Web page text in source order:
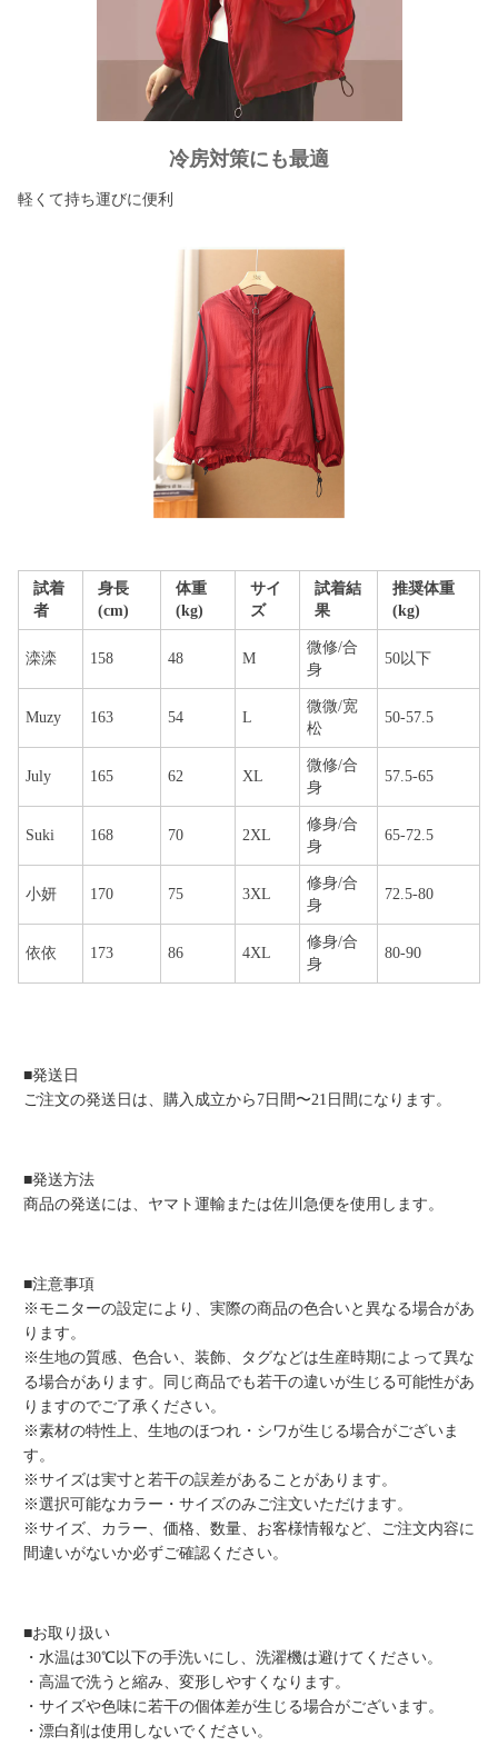
冷房対策にも最適
軽くて持ち運びに便利
試着
者
身長
(cm)
体重
(kg)
サイ
ズ
試着結
果
推奨体重
(kg)
滦滦 158 48 M
微修/合
身
50以下
Muzy 163 54 L
微微/宽
松
50-57.5
July 165 62 XL
微修/合
身
57.5-65
Suki 168 70 2XL
修身/合
身
65-72.5
小妍 170 75 3XL
修身/合
身
72.5-80
依依 173 86 4XL
修身/合
身
80-90
■発送日
ご注文の発送日は、購入成立から7日間〜21日間になります。
■発送方法
商品の発送には、ヤマト運輸または佐川急便を使用します。
■注意事項
※モニターの設定により、実際の商品の色合いと異なる場合があ
ります。
※生地の質感、色合い、装飾、タグなどは生産時期によって異な
る場合があります。同じ商品でも若干の違いが生じる可能性があ
りますのでご了承ください。
※素材の特性上、生地のほつれ・シワが生じる場合がございま
す。
※サイズは実寸と若干の誤差があることがあります。
※選択可能なカラー・サイズのみご注文いただけます。
※サイズ、カラー、価格、数量、お客様情報など、ご注文内容に
間違いがないか必ずご確認ください。
■お取り扱い
・水温は30℃以下の手洗いにし、洗濯機は避けてください。
・高温で洗うと縮み、変形しやすくなります。
・サイズや色味に若干の個体差が生じる場合がございます。
・漂白剤は使用しないでください。